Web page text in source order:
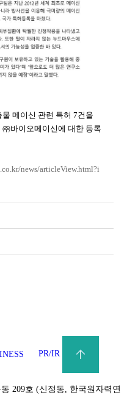
메이신 관련 특허 7건을
바이오메이신에 대한 등록
news/articleView.html?i
PR/IR
209호 (신정동, 한국원자력연